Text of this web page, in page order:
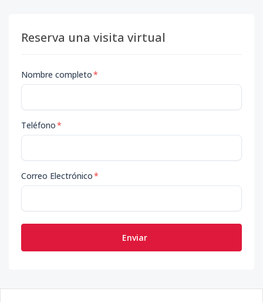
Reserva una visita virtual
Nombre completo*
Teléfono*
Correo Electrónico*
Enviar